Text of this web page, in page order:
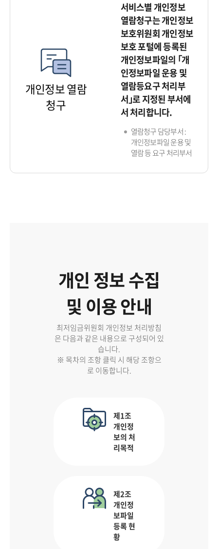
개인정보 열람
청구
서비스별 개인정보
열람청구는 개인정보
보호위원회 개인정보
보호 포털에 등록된
개인정보파일의 ｢개
인정보파일 운용 및
열람등요구 처리부
서｣로 지정된 부서에
서 처리합니다.
열람청구 담당부서 :
개인정보파일 운용 및
열람 등 요구 처리부서
개인 정보 수집
및 이용 안내
최저임금위원회 개인정보 처리방침
은 다음과 같은 내용으로 구성되어 있
습니다.
※ 목차의 조항 클릭 시 해당 조항으
로 이동합니다.
제1조
개인정
보의 처
리목적
제2조
개인정
보파일
등록 현
황